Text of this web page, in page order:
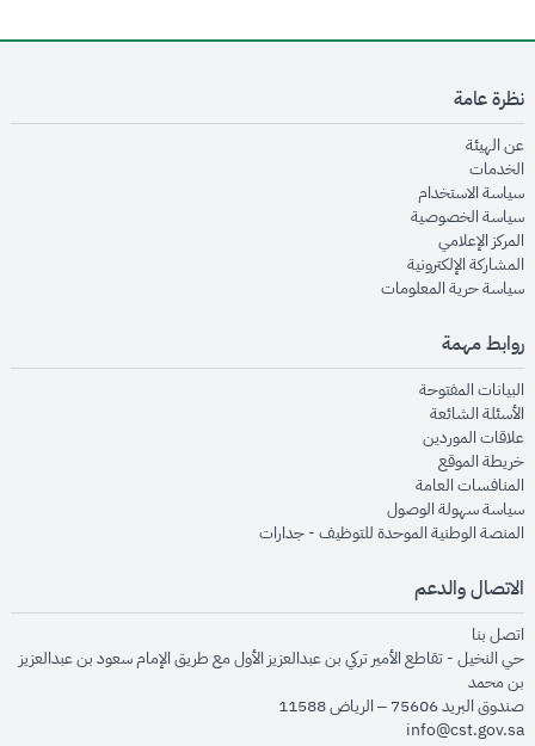
نظرة عامة
عن الهيئةopens in new window
الخدماتopens in new window
سياسة الاستخدام
سياسة الخصوصيةopens in new window
المركز الإعلاميopens in new window
المشاركة الإلكترونيةopens in new window
سياسة حرية المعلوماتopens in new window
روابط مهمة
البيانات المفتوحةopens in new window
الأسئلة الشائعةopens in new window
علاقات الموردينopens in new window
خريطة الموقعopens in new window
المنافسات العامةopens in new window
سياسة سهولة الوصولopens in new window
المنصة الوطنية الموحدة للتوظيف - جداراتopens in new window
الاتصال والدعم
اتصل بنا
حي النخيل - تقاطع الأمير تركي بن عبدالعزيز الأول مع طريق الإمام سعود بن عبدالعزيز
بن محمد
صندوق البريد 75606 – الرياض 11588
info@cst.gov.sa